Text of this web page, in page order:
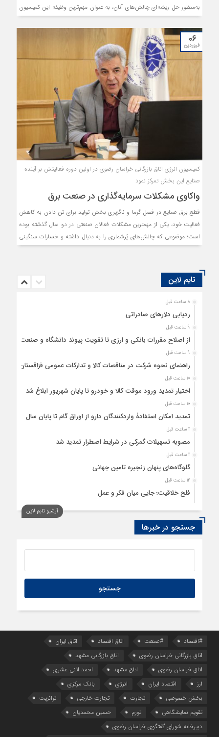
به‌منظور حل ریشه‌ای چالش‌های آنان، به عنوان مهم‌ترین وظیفه این کمیسیون
نام می‌برد.
۰۶
فروردین
کمیسیون انرژی اتاق بازرگانی خراسان رضوی در اولین دوره فعالیتش بر آینده
صنایع این بخش تمرکز نمود
واکاوی مشکلات سرمایه‌گذاری در صنعت برق
قطع برق صنایع در فصل گرما و ناگزیری بخش تولید برای تن دادن به کاهش
فعالیت خود، یکی از مهمترین مشکلات فعالان صنعتی در دو سال گذشته بوده
است؛ موضوعی که چالش‌های پُرشماری را به دنبال داشته و خسارات سنگینی
را بر دوش بنگاه‌های اقتصادی تحمیل کرده است. کمیسیون انرژی که برای
خراسان رضوی شکل گرفته، طی این مدت، تمرکز خود را بر آینده صنایعی متمرکز
کرده که تامین‌کننده انرژی به ویژه در بخش برق هستند.
تایم لاین
8 ساعت قبل
ردیابی دلارهای صادراتی
9 ساعت قبل
از اصلاح مقررات بانکی و ارزی تا تقویت پیوند دانشگاه و صنعت
9 ساعت قبل
راهنمای نحوه شرکت در مناقصات کالا و تدارکات عمومی قزاقستان
10 ساعت قبل
اختیار تمدید ورود موقت کالا و خودرو تا پایان شهریور ابلاغ شد
10 ساعت قبل
تمدید امکان استفادۀ واردکنندگان دارو از اوراق گام تا پایان سال
11 ساعت قبل
مصوبه تسهیلات گمرکی در شرایط اضطرار تمدید شد
11 ساعت قبل
گلوگاه‌های پنهان زنجیره تامین جهانی
12 ساعت قبل
فلج خلاقیت؛ جایی میان فکر و عمل
رسانه، حلقه پیوند میدان اقتصاد و عرصه تصمیم‌گیری است
13 ساعت قبل
آرشیو تایم لاین
جستجو در خبرها
#اقتصاد #صنعت اتاق اقتصاد
اتاق ایران
اتاق بازرگانی خراسان رضوی
اتاق بازرگانی مشهد
اتاق خراسان رضوی
اتاق مشهد
احمد اثنی عشری
ارز
اقتصاد ایران انرژی
بانک مرکزی
بخش خصوصی
تجارت تجارت خارجی
ترانزیت
تقویم نمایشگاهی
تورم
حسین محمدیان
دبیرخانه شورای گفتگوی خراسان رضوی